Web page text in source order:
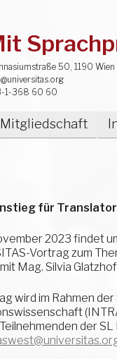
50, 1190 Wien
1-368 60 60
Mitgliedschaft
für
2023 findet
Vortrag zum
Mag. Silvia
wird im Rahmen
der